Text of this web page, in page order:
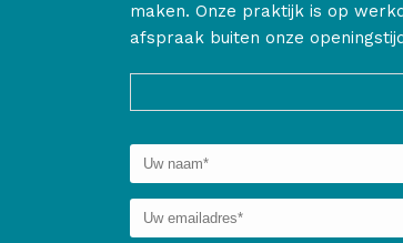
maken. Onze praktijk is op
afspraak buiten onze